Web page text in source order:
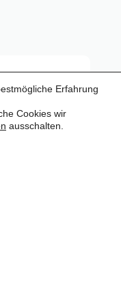
Anmelden
Erfahrung
Cookies wir
ausschalten.